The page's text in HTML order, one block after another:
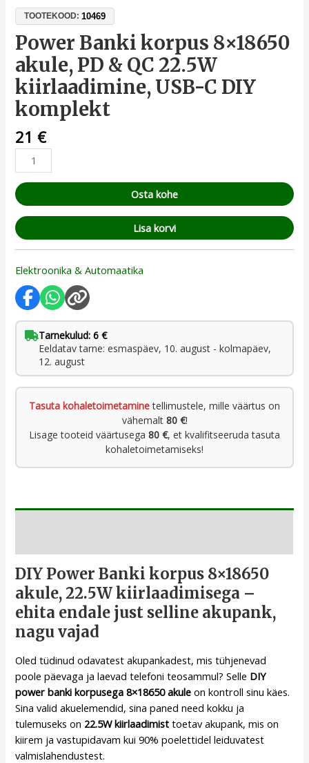
TOOTEKOOD:10469
Power Banki korpus 8×18650
akule, PD & QC 22.5W
kiirlaadimine, USB-C DIY
komplekt
21 €
Osta kohe
Lisa korvi
Elektroonika & Automaatika
Tarnekulud: 6 €
Eeldatav tarne: esmaspäev, 10. august - kolmapäev,
12. august
Tasuta kohaletoimetaminetellimustele, mille väärtus on
vähemalt 80 €!
Lisage tooteid väärtusega 80 €, et kvalifitseeruda tasuta
kohaletoimetamiseks!
DIY Power Banki korpus 8×18650
akule, 22.5W kiirlaadimisega –
ehita endale just selline akupank,
nagu vajad
Oled tüdinud odavatest akupankadest, mis tühjenevad
poole päevaga ja laevad telefoni teosammul? Selle DIY
power banki korpusega 8×18650 akule on kontroll sinu käes.
Sina valid akuelemendid, sina paned need kokku ja
tulemuseks on 22.5W kiirlaadimist toetav akupank, mis on
kiirem ja vastupidavam kui 90% poelettidel leiduvatest
valmislahendustest.